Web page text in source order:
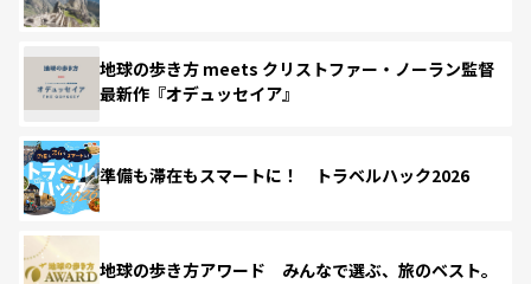
地球の歩き方 meets クリストファー・ノーラン監督
最新作『オデュッセイア』
準備も滞在もスマートに！ トラベルハック2026
地球の歩き方アワード みんなで選ぶ、旅のベスト。